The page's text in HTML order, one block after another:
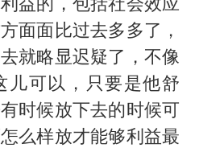
面面比过去多多了，
就略显迟疑了，不像
儿可以，只要是他舒
时候放下去的时候可
么样放才能够利益最